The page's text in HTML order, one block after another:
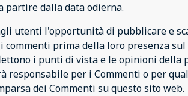
partire dalla data odierna.
utenti l'opportunità di pubblicare e
commenti prima della loro presenza
i punti di vista e le opinioni
responsabile per i Commenti o per
dei Commenti su questo sito web.